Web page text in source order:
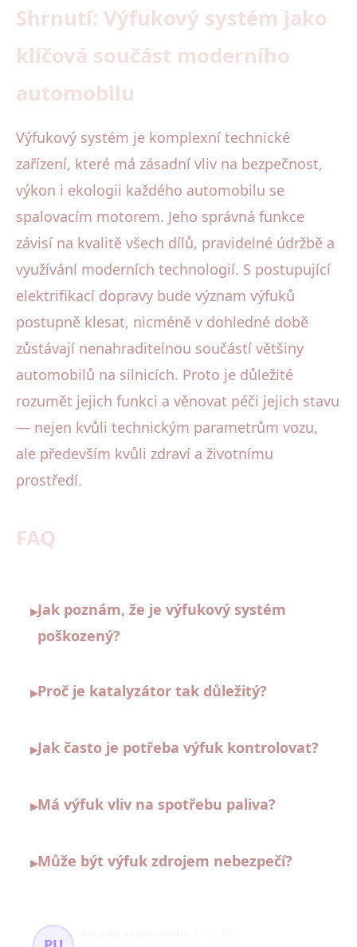
Shrnutí: Výfukový systém jako
klíčová součást moderního
automobilu
Výfukový systém je komplexní technické
zařízení, které má zásadní vliv na bezpečnost,
výkon i ekologii každého automobilu se
spalovacím motorem. Jeho správná funkce
závisí na kvalitě všech dílů, pravidelné údržbě a
využívání moderních technologií. S postupující
elektrifikací dopravy bude význam výfuků
postupně klesat, nicméně v dohledné době
zůstávají nenahraditelnou součástí většiny
automobilů na silnicích. Proto je důležité
rozumět jejich funkci a věnovat péči jejich stavu
— nejen kvůli technickým parametrům vozu,
ale především kvůli zdraví a životnímu
prostředí.
FAQ
▸Jak poznám, že je výfukový systém
poškozený?
▸Proč je katalyzátor tak důležitý?
▸Jak často je potřeba výfuk kontrolovat?
▸Má výfuk vliv na spotřebu paliva?
▸Může být výfuk zdrojem nebezpečí?